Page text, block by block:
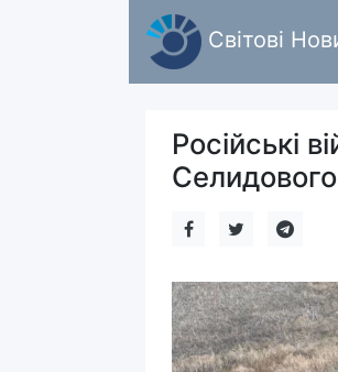
Світові
Російські